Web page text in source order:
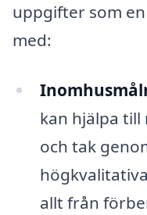
uppgifter som
med:
kan hjälpa
och tak
allt från